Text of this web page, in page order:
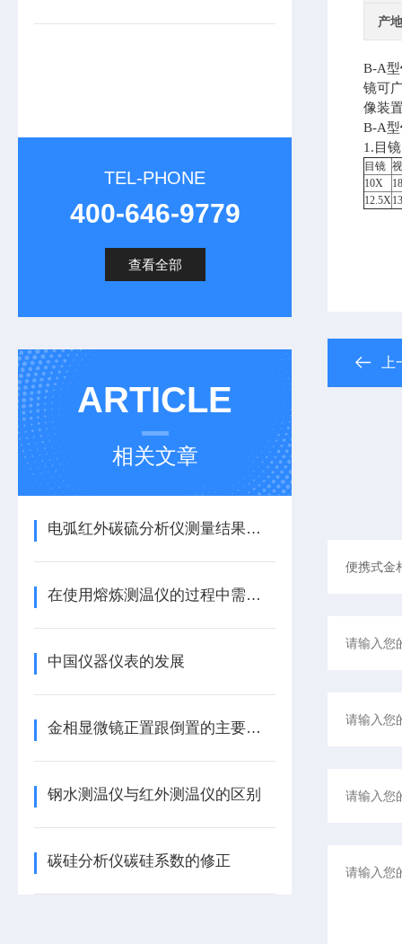
TEL-PHONE
400-646-9779
查看全部
ARTICLE
相关文章
电弧红外碳硫分析仪测量结果的偏低怎么办？
在使用熔炼测温仪的过程中需要注意那些
中国仪器仪表的发展
金相显微镜正置跟倒置的主要区别
钢水测温仪与红外测温仪的区别
碳硅分析仪碳硅系数的修正
产
B-A型
镜可
像装
B-A型
1.目
目镜
10X
12.5X